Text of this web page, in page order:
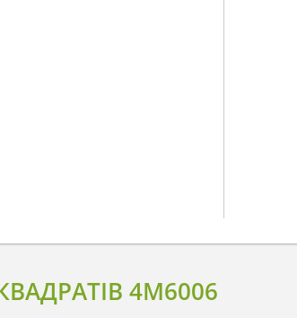
4M6006